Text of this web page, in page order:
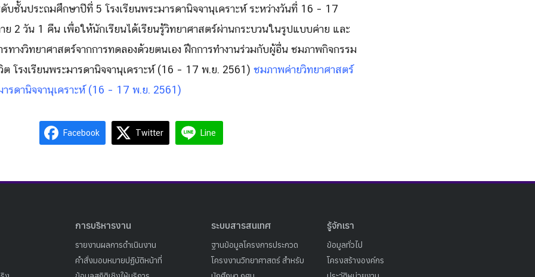
บชั้นประถมศึกษาปีที่ 5 โรงเรียนพระมารดานิจจานุเคราะห์ ระหว่างวันที่ 16 – 17
2 วัน 1 คืน เพื่อให้นักเรียนได้เรียนรู้วิทยาศาสตร์ผ่านกระบวนในรูปแบบค่าย และ
ทางวิทยาศาสตร์จากการทดลองด้วยตนเอง ฝึกการทำงานร่วมกับผู้อื่น ชมภาพกิจกรรม
ต โรงเรียนพระมารดานิจจานุเคราะห์ (16 – 17 พ.ย. 2561) ชมภาพค่ายวิทยาศาสตร์
ารดานิจจานุเคราะห์ (16 – 17 พ.ย. 2561)
Facebook Twitter Line
การบริหารงาน
รายงานผลการดำเนินงาน
คำสั่งมอบหมายปฏิบัติหน้าที่
ระบบสารสนเทศ
ฐานข้อมูลโครงการประกวด
โครงงานวิทยาศาสตร์ สำหรับ
รู้จักเรา
ข้อมูลทั่วไป
โครงสร้างองค์กร